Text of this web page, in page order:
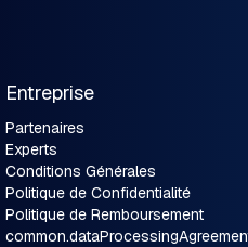
Entreprise
Partenaires
Experts
Conditions Générales
Politique de Confidentialité
Politique de Remboursement